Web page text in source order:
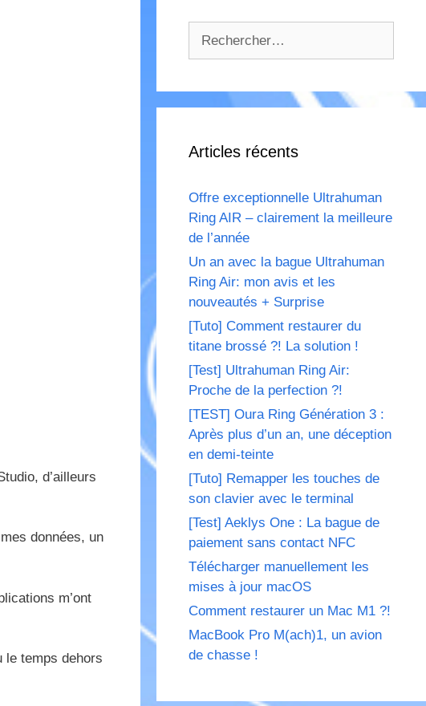
d’ailleurs
données, un
m’ont
le temps dehors
Articles récents
Offre exceptionnelle Ultrahuman
Ring AIR – clairement la meilleure
de l’année
Un an avec la bague Ultrahuman
Ring Air: mon avis et les
nouveautés + Surprise
[Tuto] Comment restaurer du
titane brossé ?! La solution !
[Test] Ultrahuman Ring Air:
Proche de la perfection ?!
[TEST] Oura Ring Génération 3 :
Après plus d’un an, une déception
en demi-teinte
[Tuto] Remapper les touches de
son clavier avec le terminal
[Test] Aeklys One : La bague de
paiement sans contact NFC
Télécharger manuellement les
mises à jour macOS
Comment restaurer un Mac M1 ?!
MacBook Pro M(ach)1, un avion
de chasse !